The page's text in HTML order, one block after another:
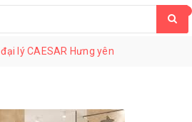
đại lý CAESAR Hưng yên